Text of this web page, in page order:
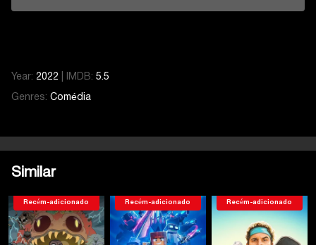
Year: 2022 IMDB: 5.5
Genres: Comédia
Similar
Recém-adicionado Recém-adicionado Recém-adicionado